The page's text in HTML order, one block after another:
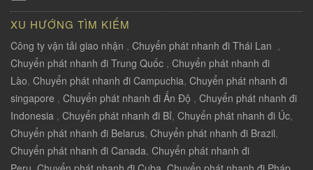
XU HƯỚNG TÌM KIẾM
Công ty vận tải giao nhận , Chuyển phát nhanh đi Thái Lan ,
Chuyển phát nhanh đi Trung Quốc , Chuyển phát nhanh đi
Lào, Chuyển phát nhanh đi Campuchia, Chuyển phát nhanh đi
singapore , Chuyển phát nhanh đi Ấn Độ , Chuyển phát nhanh đi
Indonesia , Chuyển phát nhanh đi Bỉ, Chuyển phát nhanh đi Úc,
Chuyển phát nhanh đi Belarus, Chuyển phát nhanh đi Brazil,
Chuyển phát nhanh đi Canada, Chuyển phát nhanh đi